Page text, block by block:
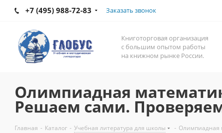
+7 (495) 988-72-83 Заказать звонок
Книготорговая организация
с большим опытом работы
на книжном рынке России.
Олимпиадная
Решаем сами.
Главная - Каталог - Учебная литература для школы - Олимпиадная